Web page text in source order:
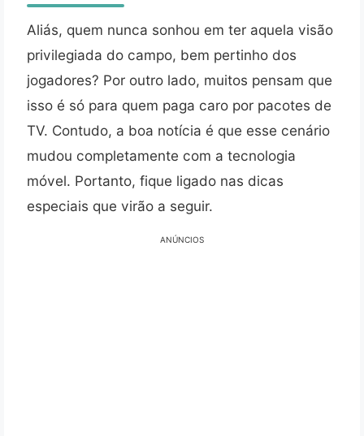
Aliás, quem nunca sonhou em ter aquela visão
privilegiada do campo, bem pertinho dos
jogadores? Por outro lado, muitos pensam que
isso é só para quem paga caro por pacotes de
TV. Contudo, a boa notícia é que esse cenário
mudou completamente com a tecnologia
móvel. Portanto, fique ligado nas dicas
especiais que virão a seguir.
ANÚNCIOS